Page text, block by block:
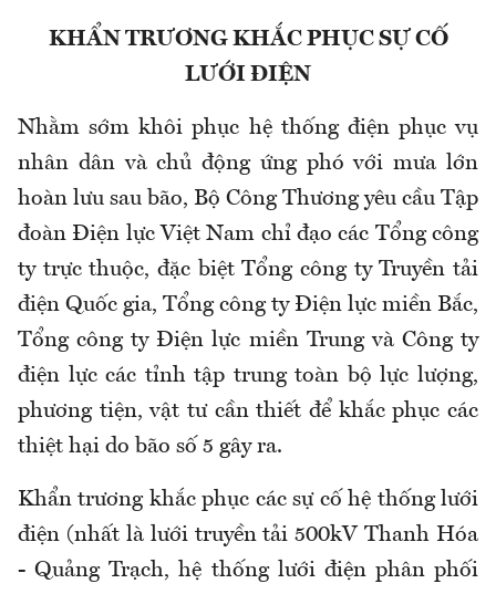
KHẨN TRƯƠNG KHẮC PHỤC SỰ CỐ
LƯỚI ĐIỆN
Nhằm sớm khôi phục hệ thống điện phục vụ
nhân dân và chủ động ứng phó với mưa lớn
hoàn lưu sau bão, Bộ Công Thương yêu cầu Tập
đoàn Điện lực Việt Nam chỉ đạo các Tổng công
ty trực thuộc, đặc biệt Tổng công ty Truyền tải
điện Quốc gia, Tổng công ty Điện lực miền Bắc,
Tổng công ty Điện lực miền Trung và Công ty
điện lực các tỉnh tập trung toàn bộ lực lượng,
phương tiện, vật tư cần thiết để khắc phục các
thiệt hại do bão số 5 gây ra.
Khẩn trương khắc phục các sự cố hệ thống lưới
điện (nhất là lưới truyền tải 500kV Thanh Hóa
- Quảng Trạch, hệ thống lưới điện phân phối